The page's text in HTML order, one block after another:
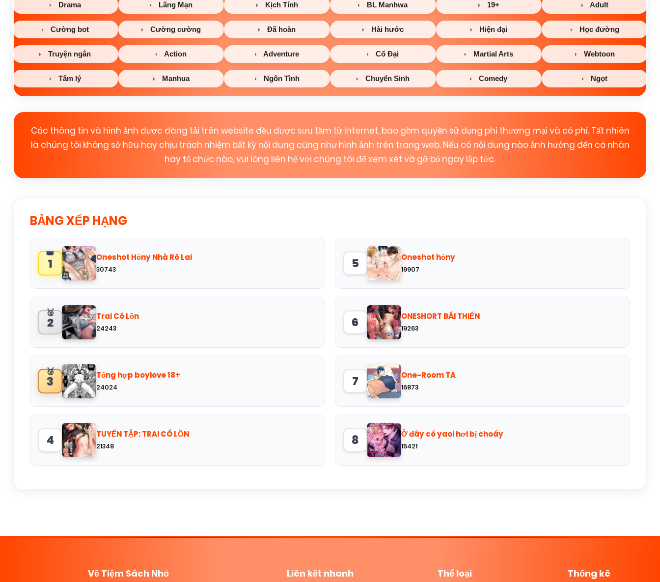
Drama Lãng Mạn Kịch Tính BL Manhwa 19+ Adult
Cường bot Cường cường Đã hoàn Hài hước Hiện đại Học đường
Truyện ngắn Action Adventure Cổ Đại Martial Arts Webtoon
Tâm lý Manhua Ngôn Tình Chuyển Sinh Comedy Ngọt
Các thông tin và hình ảnh được đăng tải trên website đều được sưu tầm từ Internet, bao gồm quyền sử dụng phi thương mại và có phí. Tất nhiên
là chúng tôi không sở hữu hay chịu trách nhiệm bất kỳ nội dung cũng như hình ảnh trên trang web. Nếu có nội dung nào ảnh hưởng đến cá nhân
hay tổ chức nào, vui lòng liên hệ với chúng tôi để xem xét và gỡ bỏ ngay lập tức.
BẢNG XẾP HẠNG
👑
1 Oneshot Hỏny Nhà Rô Lai
30743
🥈
2 Trai Có Lồn
24243
🥉
3 Tổng hợp boylove 18+
24024
4 TUYỂN TẬP: TRAI CÓ LỒN
21348
5 Oneshot hỏny
19907
6 ONESHORT BÁI THIẾN
19263
7 One-Room TA
16873
8 Ở đây có yaoi hơi bị choáy
15421
Về Tiệm Sách Nhỏ Liên kết nhanh Thể loại Thống kê